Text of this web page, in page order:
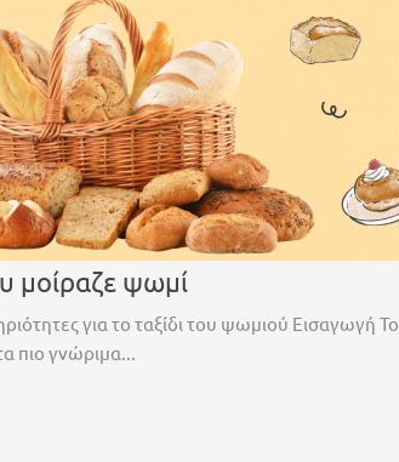
μοίραζε ψωμί
για το ταξίδι του ψωμιού Εισαγωγή Το
πιο γνώριμα...